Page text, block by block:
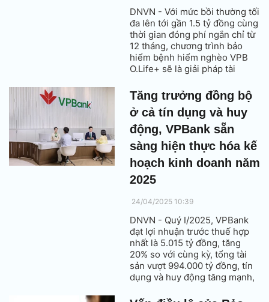
DNVN - Với mức bồi thường tối
đa lên tới gần 1.5 tỷ đồng cùng
thời gian đóng phí ngắn chỉ từ
12 tháng, chương trình bảo
hiểm bệnh hiểm nghèo VPB
O.Life+ sẽ là giải pháp tài
gia đình chi trả chi phí điều trị,
vững vàng vượt qua biến cố
sức khỏe.
Tăng trưởng đồng bộ
ở cả tín dụng và huy
động, VPBank sẵn
sàng hiện thực hóa kế
hoạch kinh doanh năm
2025
24/04/2025 10:39
DNVN - Quý I/2025, VPBank
đạt lợi nhuận trước thuế hợp
nhất là 5.015 tỷ đồng, tăng
20% so với cùng kỳ, tổng tài
sản vượt 994.000 tỷ đồng, tín
dụng và huy động tăng mạnh,